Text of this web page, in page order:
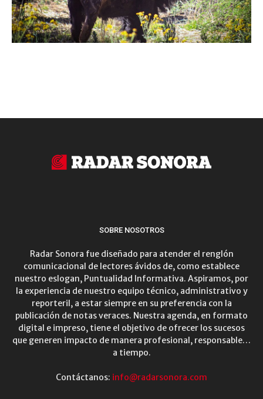
SOBRE NOSOTROS
Radar Sonora fue diseñado para atender el renglón
comunicacional de lectores ávidos de, como establece
nuestro eslogan, Puntualidad Informativa. Aspiramos, por
la experiencia de nuestro equipo técnico, administrativo y
reporteril, a estar siempre en su preferencia con la
publicación de notas veraces. Nuestra agenda, en formato
digital e impreso, tiene el objetivo de ofrecer los sucesos
que generen impacto de manera profesional, responsable…
a tiempo.
Contáctanos: info@radarsonora.com